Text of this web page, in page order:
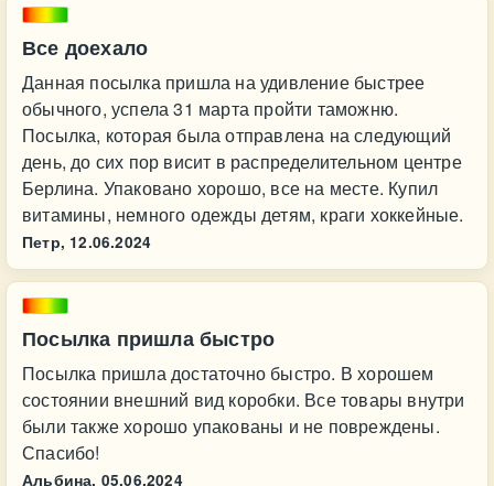
Все доехало
Данная посылка пришла на удивление быстрее
обычного, успела 31 марта пройти таможню.
Посылка, которая была отправлена на следующий
день, до сих пор висит в распределительном центре
Берлина. Упаковано хорошо, все на месте. Купил
витамины, немного одежды детям, краги хоккейные.
Петр, 12.06.2024
Посылка пришла быстро
Посылка пришла достаточно быстро. В хорошем
состоянии внешний вид коробки. Все товары внутри
были также хорошо упакованы и не повреждены.
Спасибо!
Альбина, 05.06.2024